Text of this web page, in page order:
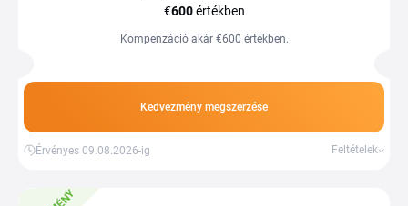
€600értékben
Kompenzáció akár €600 értékben.
Kedvezmény megszerzése
Érvényes 09.08.2026-ig Feltételek